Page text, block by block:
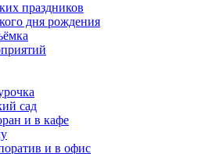
праздников
дня рождения
сад
и в кафе
и в офис